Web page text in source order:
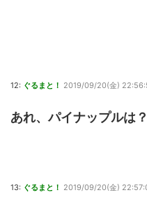
12: ぐるまと！ 2019/09/20(金)
あれ、パイナップルは？
13: ぐるまと！ 2019/09/20(金)